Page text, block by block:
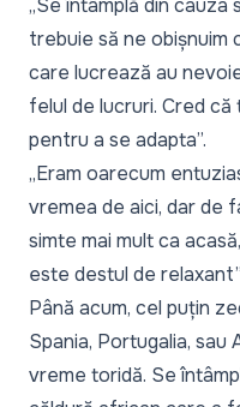
„Se întâmplă din cauza
trebuie să ne obișnuim
care lucrează au
felul de lucruri. Cred
pentru a se adapta”.
„Eram oarecum
vremea de aici, dar de
simte mai mult ca
este destul de
Până acum, cel puțin
Spania, Portugalia,
vreme toridă. Se